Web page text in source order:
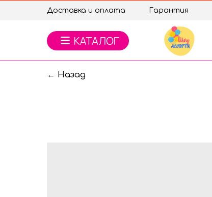
Доставка и оплата Гарантия
← Назад